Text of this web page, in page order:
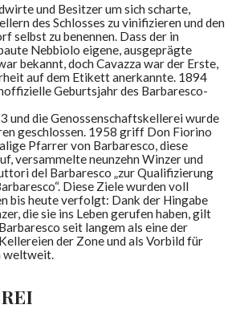
und Besitzer um sich scharte,
des Schlosses zu vinifizieren und den
selbst zu benennen. Dass der in
Nebbiolo eigene, ausgeprägte
bekannt, doch Cavazza war der Erste,
auf dem Etikett anerkannte. 1894
Geburtsjahr des Barbaresco-
und die Genossenschaftskellerei wurde
geschlossen. 1958 griff Don Fiorino
Pfarrer von Barbaresco, diese
versammelte neunzehn Winzer und
del Barbaresco „zur Qualifizierung
Diese Ziele wurden voll
bis heute verfolgt: Dank der Hingabe
die sie ins Leben gerufen haben, gilt
seit langem als eine der
der Zone und als Vorbild für
weltweit.